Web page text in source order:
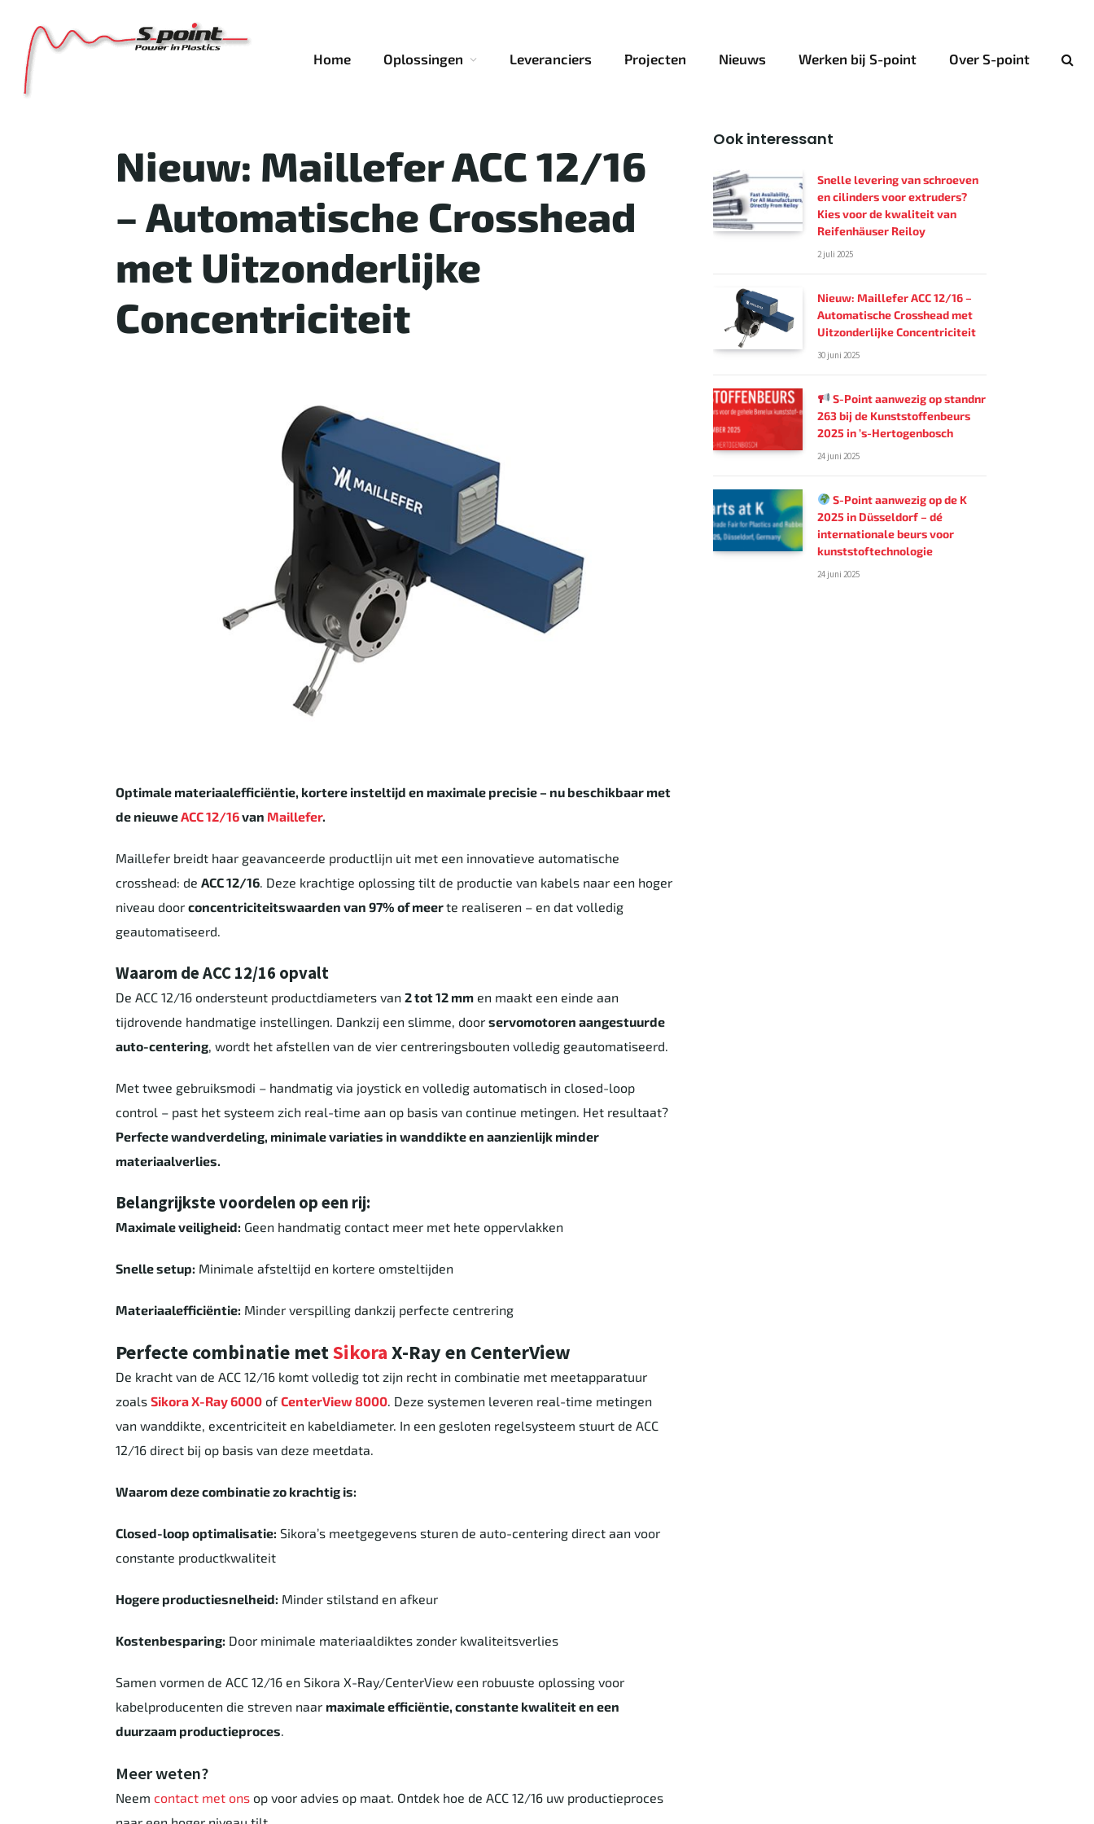
Home Oplossingen Leveranciers Projecten Nieuws Werken bij S-point Over S-point
Nieuw: Maillefer ACC 12/16
– Automatische Crosshead
met Uitzonderlijke
Concentriciteit
Optimale materiaalefficiëntie, kortere insteltijd en maximale precisie – nu beschikbaar met
de nieuweACC 12/16van Maillefer.
Maillefer breidt haar geavanceerde productlijn uit met een innovatieve automatische
crosshead: de ACC 12/16. Deze krachtige oplossing tilt de productie van kabels naar een hoger
niveau door concentriciteitswaarden van 97% of meerte realiseren – en dat volledig
geautomatiseerd.
Waarom de ACC 12/16 opvalt
De ACC 12/16 ondersteunt productdiameters van 2 tot 12 mm en maakt een einde aan
tijdrovende handmatige instellingen. Dankzij een slimme, door servomotoren aangestuurde
auto-centering, wordt het afstellen van de vier centreringsbouten volledig geautomatiseerd.
Met twee gebruiksmodi – handmatig via joystick en volledig automatisch in closed-loop
control – past het systeem zich real-time aan op basis van continue metingen. Het resultaat?
Perfecte wandverdeling, minimale variaties in wanddikte en aanzienlijk minder
materiaalverlies.
Belangrijkste voordelen op een rij:
Maximale veiligheid: Geen handmatig contact meer met hete oppervlakken
Snelle setup: Minimale afsteltijd en kortere omsteltijden
Materiaalefficiëntie: Minder verspilling dankzij perfecte centrering
Perfecte combinatie metSikoraX-Ray en CenterView
De kracht van de ACC 12/16 komt volledig tot zijn recht in combinatie met meetapparatuur
zoals Sikora X-Ray 6000 ofCenterView 8000. Deze systemen leveren real-time metingen
van wanddikte, excentriciteit en kabeldiameter. In een gesloten regelsysteem stuurt de ACC
12/16 direct bij op basis van deze meetdata.
Waarom deze combinatie zo krachtig is:
Closed-loop optimalisatie: Sikora’s meetgegevens sturen de auto-centering direct aan voor
constante productkwaliteit
Hogere productiesnelheid: Minder stilstand en afkeur
Kostenbesparing: Door minimale materiaaldiktes zonder kwaliteitsverlies
Samen vormen de ACC 12/16 en Sikora X-Ray/CenterView een robuuste oplossing voor
kabelproducenten die streven naar maximale efficiëntie, constante kwaliteit en een
duurzaam productieproces.
Meer weten?
Neem contact met ons op voor advies op maat. Ontdek hoe de ACC 12/16 uw productieproces
Ook interessant
Snelle levering van schroeven
en cilinders voor extruders?
Kies voor de kwaliteit van
Reifenhäuser Reiloy
2 juli 2025
Nieuw: Maillefer ACC 12/16 –
Automatische Crosshead met
Uitzonderlijke Concentriciteit
30 juni 2025
S-Point aanwezig op standnr
263 bij de Kunststoffenbeurs
2025 in ’s-Hertogenbosch
24 juni 2025
S-Point aanwezig op de K
2025 in Düsseldorf – dé
internationale beurs voor
kunststoftechnologie
24 juni 2025